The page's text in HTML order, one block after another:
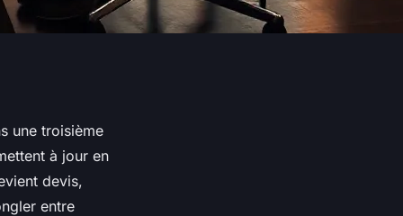
une troisième
à jour en
devis,
entre